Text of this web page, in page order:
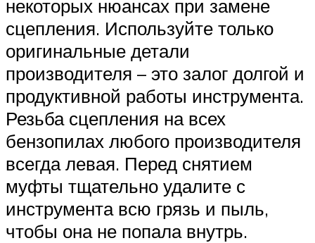
некоторых нюансах при замене
сцепления. Используйте только
оригинальные детали
производителя – это залог долгой и
продуктивной работы инструмента.
Резьба сцепления на всех
бензопилах любого производителя
всегда левая. Перед снятием
муфты тщательно удалите с
инструмента всю грязь и пыль,
чтобы она не попала внутрь.